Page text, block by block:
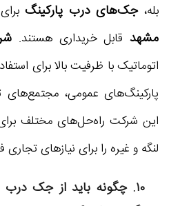
بله،جک‌های درب پارکینگ
مشهدقابل خریداری هستند.
اتوماتیک با ظرفیت بالا برای
پارکینگ‌های عمومی، مجتمع‌های
این شرکت راه‌حل‌های مختلف
لنگه و غیره را برای نیازهای
۱۰. چگونه باید از جک